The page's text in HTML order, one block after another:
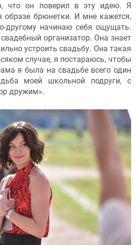
что он поверил в эту идею. Я
образе брюнетки. И мне кажется,
другому начинаю себя ощущать.
организатор. Она знает
устроить свадьбу. Она такая
случае, я постараюсь, чтобы
я была на свадьбе всего один
моей школьной подруги, с
дружим».